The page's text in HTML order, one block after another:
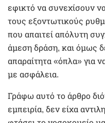
εφικτό να συνεχίσουν
τους εξοντωτικούς
που απαιτεί απόλυτη
άμεση δράση, και όμως
απαραίτητα «όπλα» για
με ασφάλεια.
Γράφω αυτό το άρθρο
εμπειρία, δεν είχα